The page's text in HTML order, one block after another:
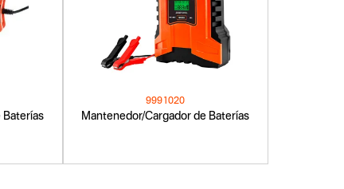
Baterías Mantenedor/Cargador de Baterías
9991020